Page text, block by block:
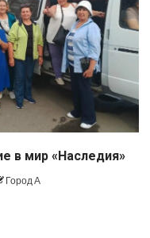
в мир «Наследия»
Город А